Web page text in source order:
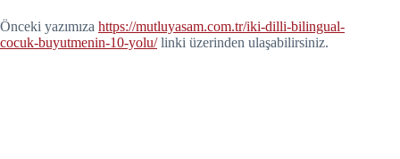
Önceki yazımıza https://mutluyasam.com.tr/iki-dilli-bilingual-
cocuk-buyutmenin-10-yolu/linki üzerinden ulaşabilirsiniz.